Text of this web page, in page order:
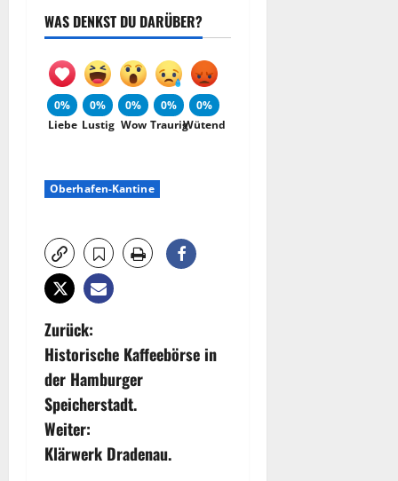
WAS DENKST DU DARÜBER?
0%
Liebe
0%
Lustig
0%
Wow
0%
Traurig
0%
Wütend
Oberhafen-Kantine
B
e
i
t
Zurück:
Historische Kaffeebörse in
der Hamburger
Speicherstadt.
Weiter:
Klärwerk Dradenau.